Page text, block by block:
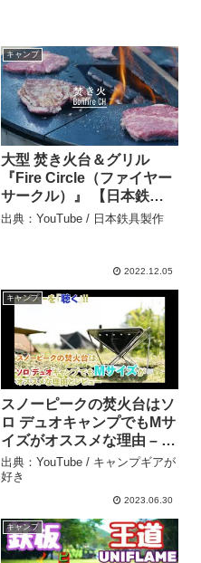
キャンプ
大型 焚き火台＆グリル
『Fire Circle（ファイヤー
サークル）』 【日本鉄具
製作】 – 日本鉄具製作
出典：YouTube / 日本鉄具製作
2022.12.05
キャンプ
スノーピークの焚火台はソ
ロ デュオキャンプでもMサ
イズがオススメな理由 – キ
ャンプギアが好き
出典：YouTube / キャンプギアが
好き
2023.06.30
キャンプ